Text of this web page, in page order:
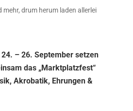
drum herum laden allerlei
– 26. September setzen
das „Marktplatzfest“
Akrobatik, Ehrungen &